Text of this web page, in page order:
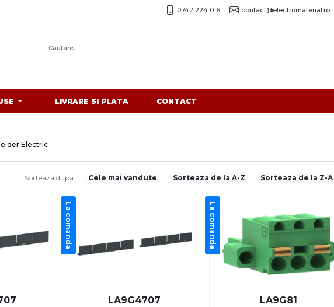
0742 224 016 contact@electromaterial.ro
LIVRARE SI PLATA CONTACT
Electric
Sorteaza dupa: Cele mai vandute Sorteaza de la A-Z Sorteaza de la Z-A
La comanda
LA9G4707
La comanda
LA9G81